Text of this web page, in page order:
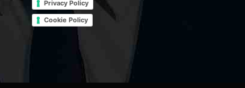
Privacy Policy
Cookie Policy